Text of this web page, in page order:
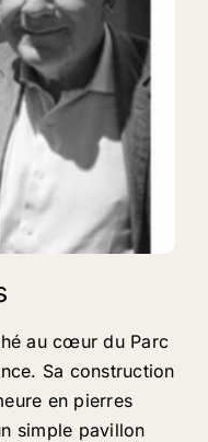
au cœur du Parc
Sa construction
en pierres
simple pavillon